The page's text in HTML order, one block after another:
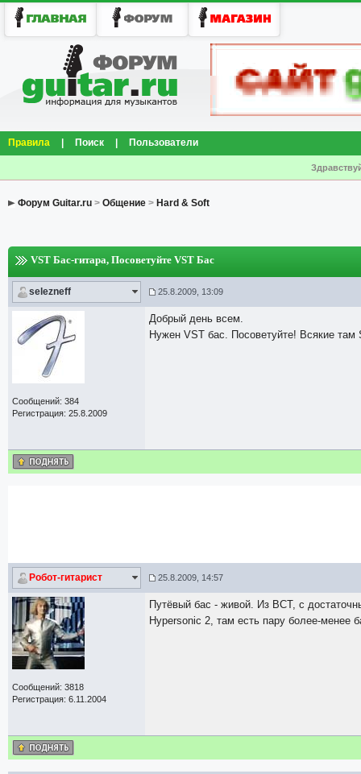
Правила Поиск Пользователи
Форум Guitar.ru > Общение > Hard & Soft
VST Бас-гитара, Посоветуйте VST Бас
selezneff 25.8.2009, 13:09
Сообщений: 384
Регистрация: 25.8.2009
Добрый день всем.
Нужен VST бас. Посоветуйте! Всякие там
Робот-гитарист 25.8.2009, 14:57
Сообщений: 3818
Регистрация: 6.11.2004
Путёвый бас - живой. Из ВСТ, с
Hypersonic 2, там есть пару более-менее